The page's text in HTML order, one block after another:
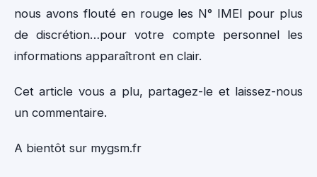
nous avons flouté en rouge les N° IMEI pour plus
de discrétion…pour votre compte personnel les
informations apparaîtront en clair.
Cet article vous a plu, partagez-le et laissez-nous
un commentaire.
A bientôt sur mygsm.fr